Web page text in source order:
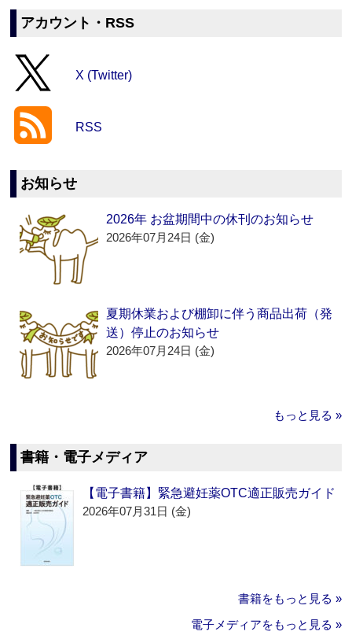
アカウント・RSS
X (Twitter)
RSS
お知らせ
2026年 お盆期間中の休刊のお知らせ
2026年07月24日 (金)
夏期休業および棚卸に伴う商品出荷（発
送）停止のお知らせ
2026年07月24日 (金)
もっと見る »
書籍・電子メディア
【電子書籍】緊急避妊薬OTC適正販売ガイド
2026年07月31日 (金)
書籍をもっと見る »
電子メディアをもっと見る »